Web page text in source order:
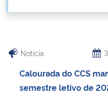
Ministério da Ciência, Tecnologia,
Notícia
Calourada do CCS
semestre letivo de